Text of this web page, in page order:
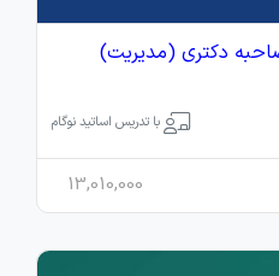
دکتری (مدیریت)
با تدریس اساتید نوگام
13,010,000